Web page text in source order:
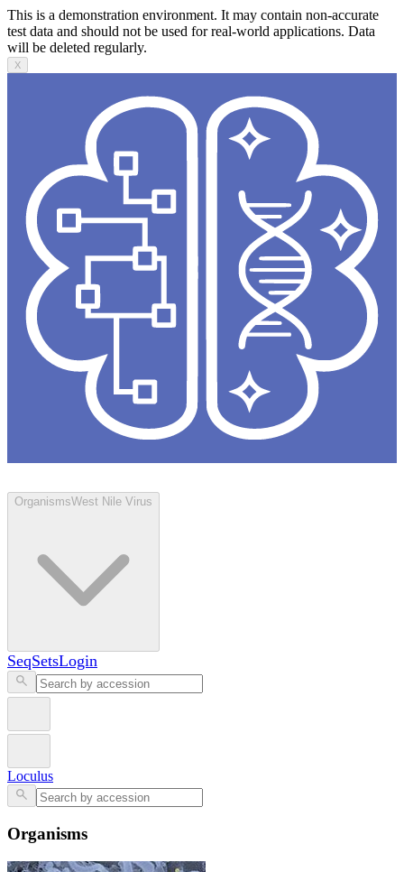
This is a demonstration environment. It may contain non-accurate
test data and should not be used for real-world applications. Data
will be deleted regularly.
X
OrganismsWest Nile Virus
SeqSetsLogin
Loculus
Organisms